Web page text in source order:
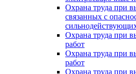
Охрана труда при
связанных с
Охрана труда при
работ
Охрана труда при
работ
Охрана труда при